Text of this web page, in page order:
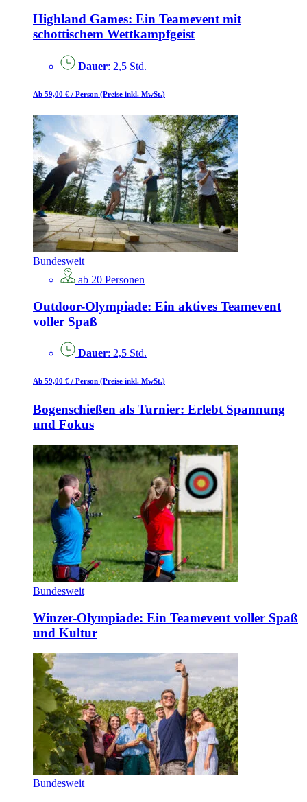
Highland Games: Ein Teamevent mit
schottischem Wettkampfgeist
Dauer: 2,5 Std.
Ab 59,00 € / Person (Preise inkl. MwSt.)
Bundesweit
ab 20 Personen
Outdoor-Olympiade: Ein aktives Teamevent
voller Spaß
Dauer: 2,5 Std.
Ab 59,00 € / Person (Preise inkl. MwSt.)
Bogenschießen als Turnier: Erlebt Spannung
und Fokus
Bundesweit
Winzer-Olympiade: Ein Teamevent voller Spaß
und Kultur
Bundesweit